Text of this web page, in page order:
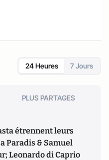
24 Heures 7 Jours
PLUS PARTAGES
étrennent leurs
Paradis & Samuel
Leonardo di Caprio